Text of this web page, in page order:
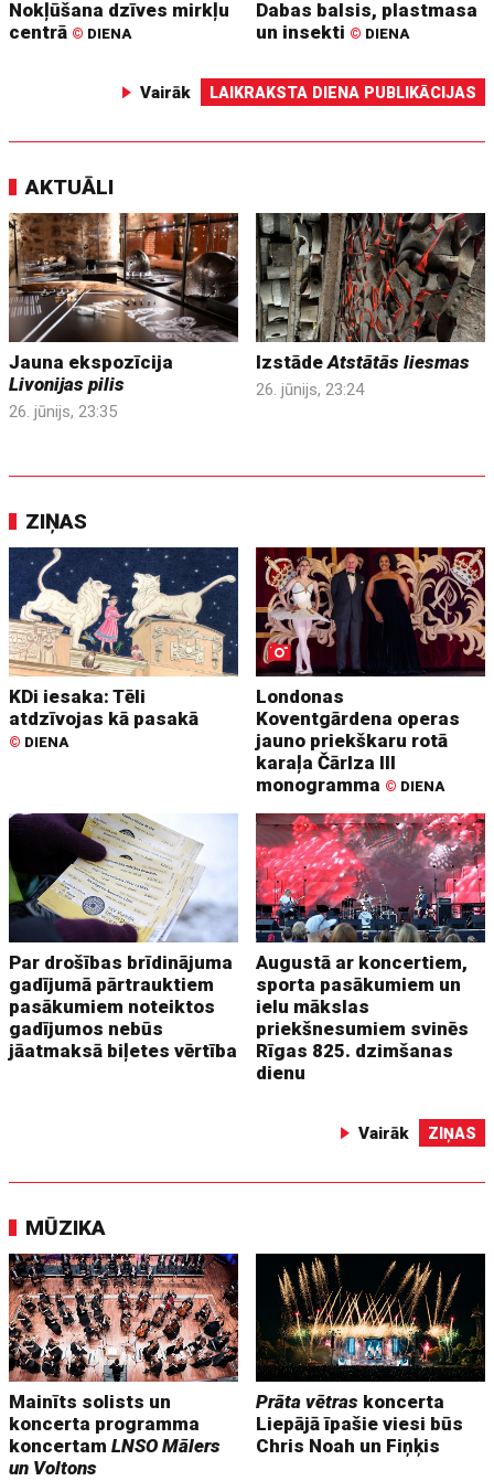
Nokļūšana dzīves mirkļu
centrā © DIENA
Dabas balsis, plastmasa
un insekti © DIENA
Vairāk LAIKRAKSTA DIENA PUBLIKĀCIJAS
AKTUĀLI
Jauna ekspozīcija
Livonijas pilis
26. jūnijs, 23:35
IzstādeAtstātās liesmas
26. jūnijs, 23:24
ZIŅAS
KDi iesaka: Tēli
atdzīvojas kā pasakā
© DIENA
Londonas
Koventgārdena operas
jauno priekškaru rotā
karaļa Čārlza III
monogramma © DIENA
Par drošības brīdinājuma
gadījumā pārtrauktiem
pasākumiem noteiktos
gadījumos nebūs
jāatmaksā biļetes vērtība
Augustā ar koncertiem,
sporta pasākumiem un
ielu mākslas
priekšnesumiem svinēs
Rīgas 825. dzimšanas
dienu
Vairāk ZIŅAS
MŪZIKA
Mainīts solists un
koncerta programma
koncertamLNSO Mālers
un Voltons
Prāta vētras koncerta
Liepājā īpašie viesi būs
Chris Noah un Fiņķis